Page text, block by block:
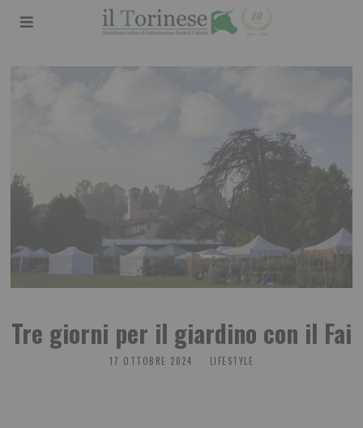
Tre giorni per il giardino con il Fai
17 OTTOBRE 2024 LIFESTYLE